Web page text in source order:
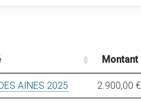
Montant
AINES 2025 2.900,00 €